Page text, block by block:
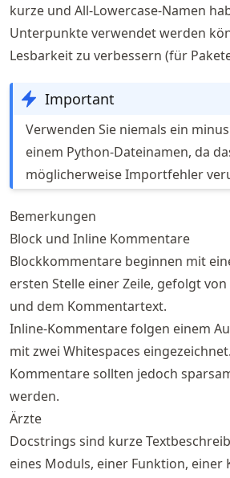
kurze und All-Lowercase-Namen
Unterpunkte verwendet werden
Lesbarkeit zu verbessern (für
Important
Verwenden Sie niemals ein minus
einem Python-Dateinamen, da
möglicherweise Importfehler
Bemerkungen
Block und Inline Kommentare
Blockkommentare beginnen mit
ersten Stelle einer Zeile, gefolgt
und dem Kommentartext.
Inline-Kommentare folgen einem
mit zwei Whitespaces
Kommentare sollten jedoch
werden.
Ärzte
Docstrings sind kurze
eines Moduls, einer Funktion, einer